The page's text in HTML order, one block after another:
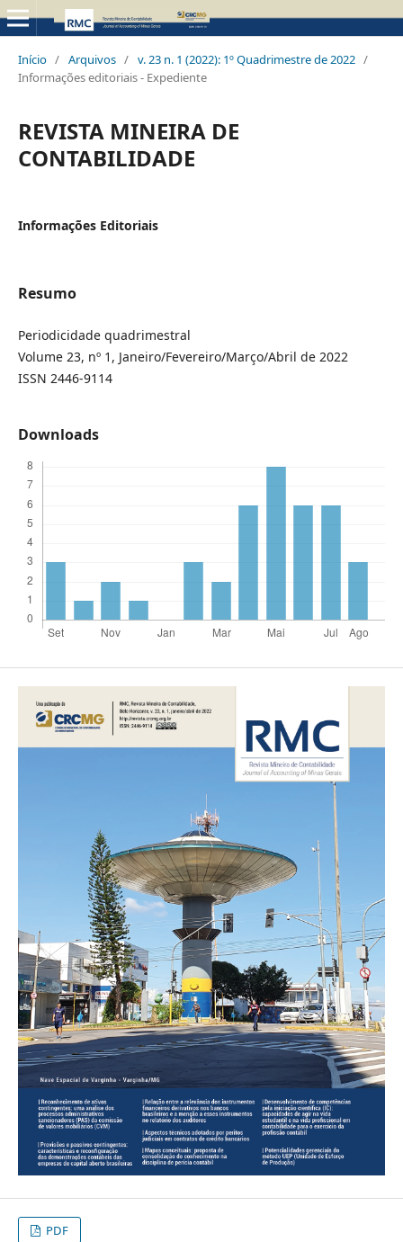
Início / Arquivos / v. 23 n. 1 (2022): 1º Quadrimestre de 2022 /
Informações editoriais - Expediente
REVISTA MINEIRA DE
CONTABILIDADE
Informações Editoriais
Resumo
Periodicidade quadrimestral
Volume 23, nº 1, Janeiro/Fevereiro/Março/Abril de 2022
ISSN 2446-9114
Downloads
PDF